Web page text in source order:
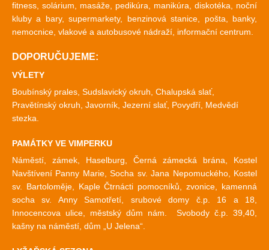
fitness, solárium, masáže, pedikúra, manikúra, diskotéka, noční
kluby a bary, supermarkety, benzinová stanice, pošta, banky,
nemocnice, vlakové a autobusové nádraží, informační centrum.
DOPORUČUJEME:
VÝLETY
Boubínský prales, Sudslavický okruh, Chalupská slať,
Pravětínský okruh, Javorník, Jezerní slať, Povydří, Medvědí
stezka.
PAMÁTKY VE VIMPERKU
Náměstí, zámek, Haselburg, Černá zámecká brána, Kostel
Navštívení Panny Marie, Socha sv. Jana Nepomuckého, Kostel
sv. Bartoloměje, Kaple Čtrnácti pomocníků, zvonice, kamenná
socha sv. Anny Samotřetí, srubové domy č.p. 16 a 18,
Innocencova ulice, městský dům nám. Svobody č.p. 39,40,
kašny na náměstí, dům „U Jelena“.